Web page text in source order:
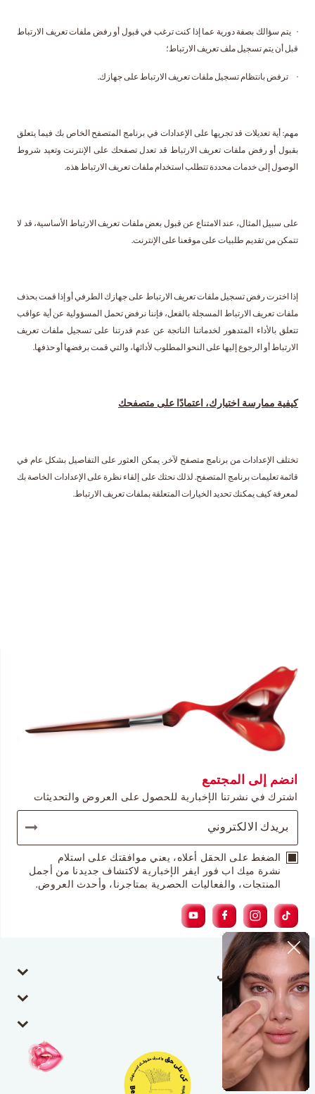
· يتم سؤالك بصفة دورية عما إذا كنت ترغب في قبول أو رفض ملفات تعريف الارتباط
قبل أن يتم تسجيل ملف تعريف الارتباط؛
· ترفض بانتظام تسجيل ملفات تعريف الارتباط على جهازك.
مهم: أية تعديلات قد تجريها على الإعدادات في برنامج المتصفح الخاص بك فيما يتعلق
بقبول أو رفض ملفات تعريف الارتباط قد تعدل تصفحك على الإنترنت وتعيد شروط
الوصول إلى خدمات محددة تتطلب استخدام ملفات تعريف الارتباط هذه.
على سبيل المثال، عند الامتناع عن قبول بعض ملفات تعريف الارتباط الأساسية، قد لا
تتمكن من تقديم طلبيات على موقعنا على الإنترنت.
إذا اخترت رفض تسجيل ملفات تعريف الارتباط على جهازك الطرفي أو إذا قمت بحذف
ملفات تعريف الارتباط المسجلة بالفعل، فإننا نرفض تحمل المسؤولية عن أية عواقب
تتعلق بالأداء المتدهور لخدماتنا الناتجة عن عدم قدرتنا على تسجيل ملفات تعريف
الارتباط أو الرجوع إليها على النحو المطلوب لأدائها، والتي قمت برفضها أو حذفها.
كيفية ممارسة اختيارك، اعتمادًا على متصفحك
تختلف الإعدادات من برنامج متصفح لآخر. يمكن العثور على التفاصيل بشكل عام في
قائمة تعليمات برنامج المتصفح. لذلك نحثك على إلقاء نظرة على الإعدادات الخاصة بك
لمعرفة كيف يمكنك تحديد الخيارات المتعلقة بملفات تعريف الارتباط.
انضم إلى المجتمع
اشترك في نشرتنا الإخبارية للحصول على العروض والتحديثات
الضغط على الحقل أعلاه، يعني موافقتك على استلام
نشرة ميك اب فور ايفر الإخبارية لاكتشاف جديدنا من أجمل
المنتجات، والفعاليات الحصرية بمتاجرنا، وأحدث العروض.
حسابي الشخصي
خدمة العملاء
معلومات عنا